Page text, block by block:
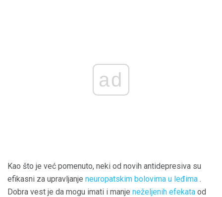
ad
Kao što je već pomenuto, neki od novih antidepresiva su
efikasni za upravljanje neuropatskim bolovima u leđima .
Dobra vest je da mogu imati i manje neželjenih efekata od